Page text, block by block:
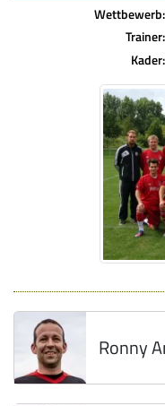
Wettbewerb:
Trainer:
Kader:
Ronny